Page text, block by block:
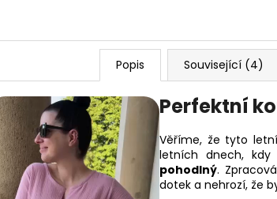
Popis Související (4)
Perfektní
Věříme, že tyto
letních dnech,
pohodlný.
dotek a nehrozí, že